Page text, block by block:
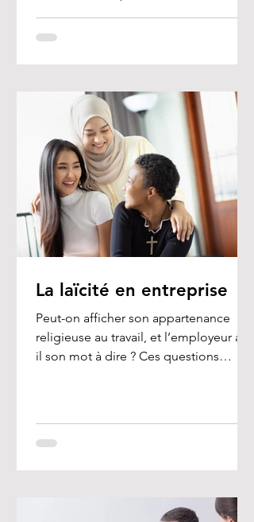
La laïcité en entreprise
Peut-on afficher son appartenance
religieuse au travail, et l’employeur a-t-
il son mot à dire ? Ces questions